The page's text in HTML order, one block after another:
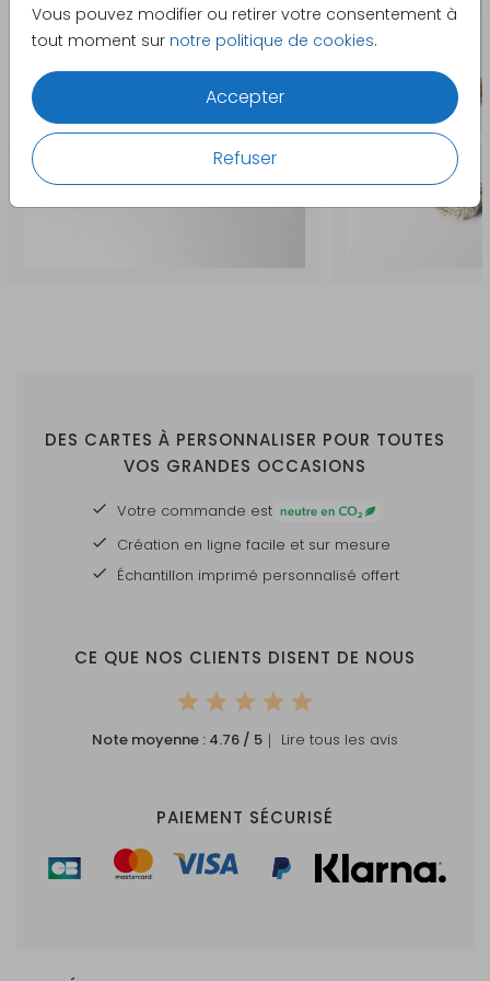
Vous pouvez modifier ou retirer votre consentement à
tout moment sur notre politique de cookies.
Accepter
Refuser
DES CARTES À PERSONNALISER POUR TOUTES
VOS GRANDES OCCASIONS
Votre commande est
Création en ligne facile et sur mesure
Échantillon imprimé personnalisé offert
CE QUE NOS CLIENTS DISENT DE NOUS
Note moyenne : 4.76 / 5 ｜ Lire tous les avis
PAIEMENT SÉCURISÉ